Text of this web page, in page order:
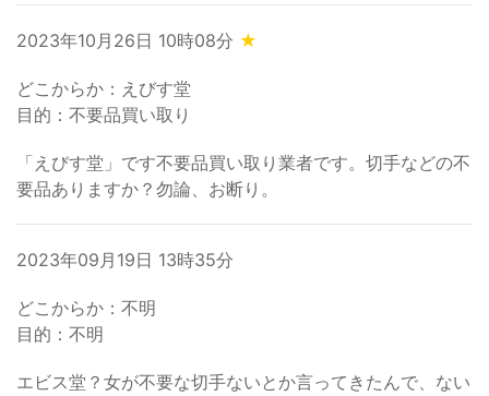
2023年10月26日 10時08分 ★
どこからか：えびす堂
目的：不要品買い取り
「えびす堂」です不要品買い取り業者です。切手などの不
要品ありますか？勿論、お断り。
2023年09月19日 13時35分
どこからか：不明
目的：不明
エビス堂？女が不要な切手ないとか言ってきたんで、ない